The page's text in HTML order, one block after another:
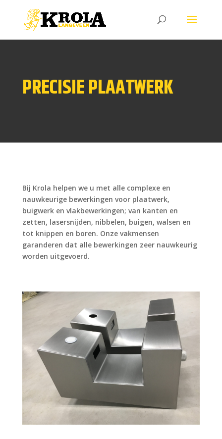
PRECISIE PLAATWERK
Bij Krola helpen we u met alle complexe en
nauwkeurige bewerkingen voor plaatwerk,
buigwerk en vlakbewerkingen; van kanten en
zetten, lasersnijden, nibbelen, buigen, walsen en
tot knippen en boren. Onze vakmensen
garanderen dat alle bewerkingen zeer nauwkeurig
worden uitgevoerd.